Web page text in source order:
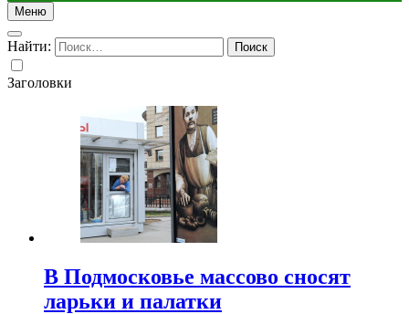
Меню
Найти:
Заголовки
В Подмосковье массово сносят
ларьки и палатки